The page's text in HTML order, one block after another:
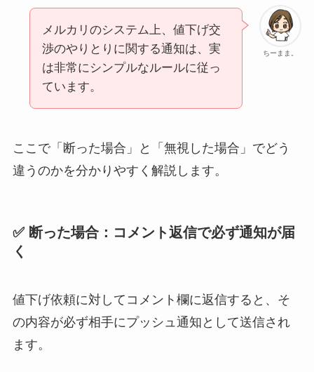
ちーまま。
メルカリのシステム上、値下げ交
渉のやりとりに関する通知は、実
は非常にシンプルなルールに従っ
ています。
ここで「断った場合」と「無視した場合」でどう
違うのかを分かりやすく解説します。
✅ 断った場合：コメント返信で必ず通知が届
く
値下げ依頼に対してコメント欄に返信すると、そ
の内容が必ず相手にプッシュ通知として送信され
ます。